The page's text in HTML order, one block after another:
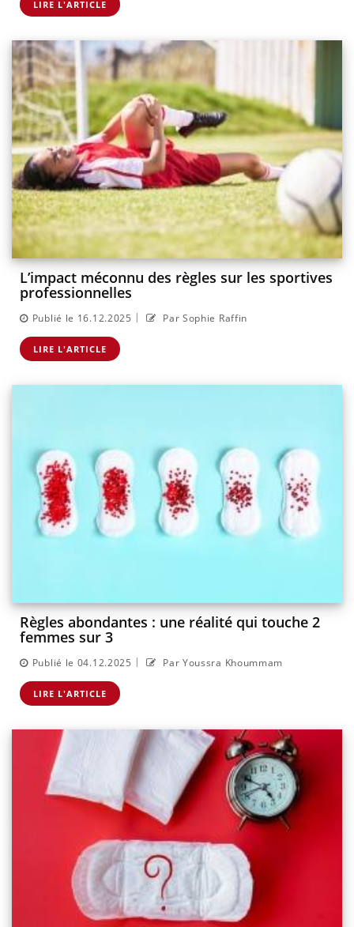
LIRE L'ARTICLE
L’impact méconnu des règles sur les sportives
professionnelles
Publié le 16.12.2025 | Par Sophie Raffin
LIRE L'ARTICLE
Règles abondantes : une réalité qui touche 2
femmes sur 3
Publié le 04.12.2025 | Par Youssra Khoummam
LIRE L'ARTICLE